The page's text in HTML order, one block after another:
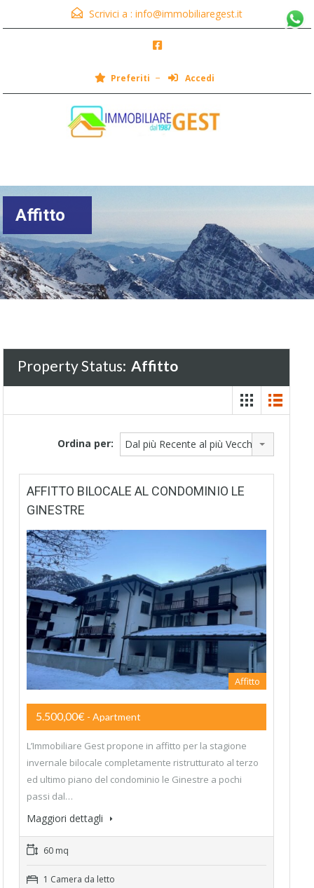
Scrivici a : info@immobiliaregest.it
Preferiti Accedi
Affitto
Property Status: Affitto
Ordina per: Dal più Recente al più Vecchio
AFFITTO BILOCALE AL CONDOMINIO LE
GINESTRE
Affitto
5.500,00€ - Apartment
L’Immobiliare Gest propone in affitto per la stagione
invernale bilocale completamente ristrutturato al terzo
ed ultimo piano del condominio le Ginestre a pochi
passi dal…
Maggiori dettagli
60 mq
1 Camera da letto